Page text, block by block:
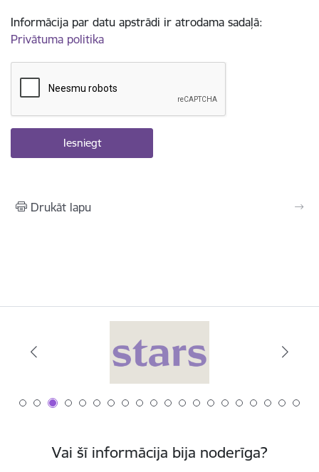
Informācija par datu apstrādi ir atrodama sadaļā:
Privātuma politika
Drukāt lapu
Vai šī informācija bija noderīga?